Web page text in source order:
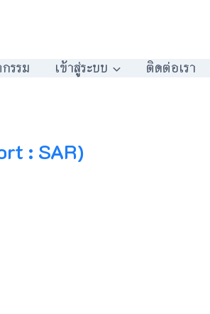
รรม เข้าสู่ระบบ ติดต่อเรา
: SAR)